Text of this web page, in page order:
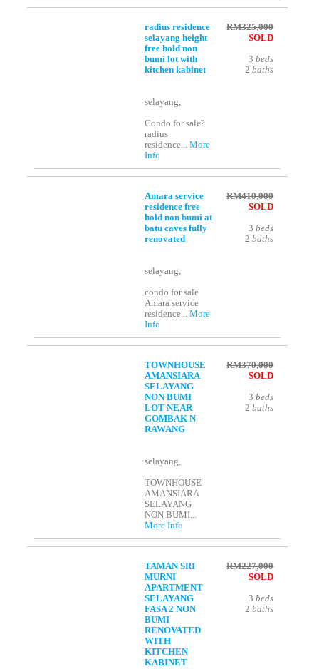
radius residence
selayang height
free hold non
bumi lot with
kitchen kabinet
selayang,
Condo for sale?
radius
residence...More
Info
RM325,000
SOLD
3 beds
2 baths
Amara service
residence free
hold non bumi at
batu caves fully
renovated
selayang,
condo for sale
Amara service
residence...More
Info
RM410,000
SOLD
3 beds
2 baths
TOWNHOUSE
AMANSIARA
SELAYANG
NON BUMI
LOT NEAR
GOMBAK N
RAWANG
selayang,
TOWNHOUSE
AMANSIARA
SELAYANG
NON BUMI...
More Info
RM370,000
SOLD
3 beds
2 baths
TAMAN SRI
MURNI
APARTMENT
SELAYANG
FASA 2 NON
BUMI
RENOVATED
WITH
KITCHEN
KABINET
RM227,000
SOLD
3 beds
2 baths